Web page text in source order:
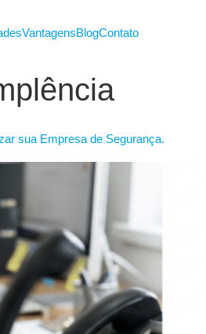
VantagensBlogContato
sua Empresa de Segurança.